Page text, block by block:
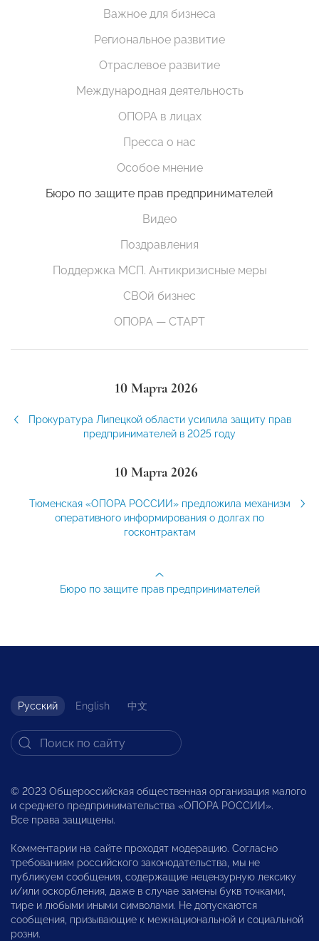
Важное для бизнеса
Региональное развитие
Отраслевое развитие
Международная деятельность
ОПОРА в лицах
Пресса о нас
Особое мнение
Бюро по защите прав предпринимателей
Видео
Поздравления
Поддержка МСП. Антикризисные меры
СВОй бизнес
ОПОРА — СТАРТ
10 Марта 2026
Прокуратура Липецкой области усилила защиту прав
предпринимателей в 2025 году
10 Марта 2026
Тюменская «ОПОРА РОССИИ» предложила механизм
оперативного информирования о долгах по
госконтрактам
Бюро по защите прав предпринимателей
Русский English 中文
© 2023 Общероссийская общественная организация малого
и среднего предпринимательства «ОПОРА РОССИИ».
Все права защищены.
Комментарии на сайте проходят модерацию. Согласно
требованиям российского законодательства, мы не
публикуем сообщения, содержащие нецензурную лексику
и/или оскорбления, даже в случае замены букв точками,
тире и любыми иными символами. Не допускаются
сообщения, призывающие к межнациональной и социальной
розни.